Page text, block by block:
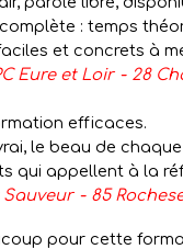
: temps
et concrets à
Eure et Loir- 28
efficaces.
le beau de
qui appellent à la
Sauveur- 85
pour cette